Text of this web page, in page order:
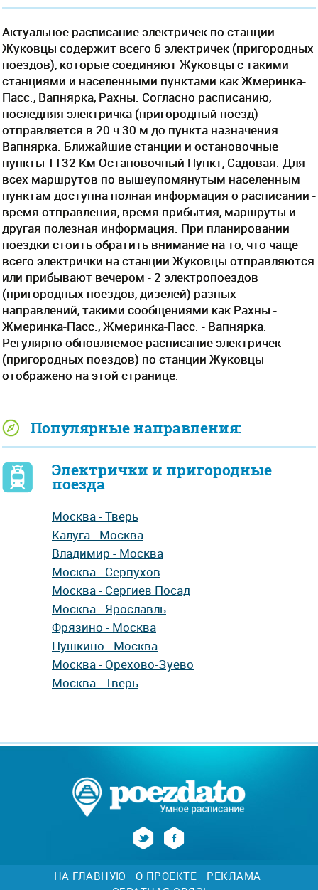
Актуальное расписание электричек по станции
Жуковцы содержит всего 6 электричек (пригородных
поездов), которые соединяют Жуковцы с такими
станциями и населенными пунктами как Жмеринка-
Пасс., Вапнярка, Рахны. Согласно расписанию,
последняя электричка (пригородный поезд)
отправляется в 20 ч 30 м до пункта назначения
Вапнярка. Ближайшие станции и остановочные
пункты 1132 Км Остановочный Пункт, Садовая. Для
всех маршрутов по вышеупомянутым населенным
пунктам доступна полная информация о расписании -
время отправления, время прибытия, маршруты и
другая полезная информация. При планировании
поездки стоить обратить внимание на то, что чаще
всего электрички на станции Жуковцы отправляются
или прибывают вечером - 2 электропоездов
(пригородных поездов, дизелей) разных
направлений, такими сообщениями как Рахны -
Жмеринка-Пасс., Жмеринка-Пасс. - Вапнярка.
Регулярно обновляемое расписание электричек
(пригородных поездов) по станции Жуковцы
отображено на этой странице.
Популярные направления:
Электрички и пригородные
поезда
Москва - Тверь
Калуга - Москва
Владимир - Москва
Москва - Серпухов
Москва - Сергиев Посад
Москва - Ярославль
Фрязино - Москва
Пушкино - Москва
Москва - Орехово-Зуево
Москва - Тверь
НА ГЛАВНУЮ О ПРОЕКТЕ
РЕКЛАМА